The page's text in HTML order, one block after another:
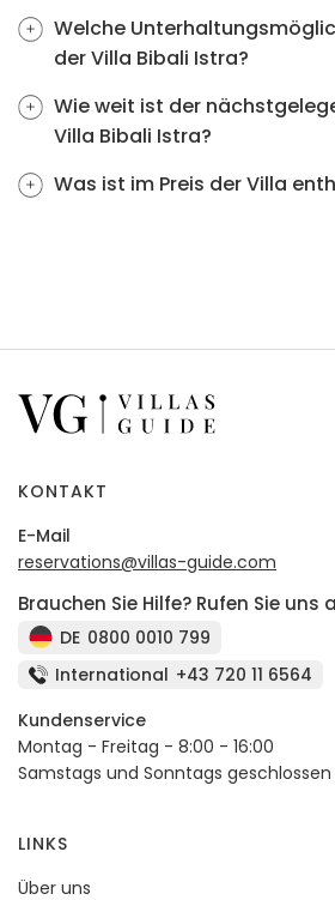
Welche
der Villa Bibali Istra?
Wie weit ist der
Villa Bibali Istra?
Was ist im Preis der Villa
KONTAKT
E-Mail
reservations@villas-guide.com
Brauchen Sie Hilfe? Rufen Sie uns
DE 0800 0010 799
International +43 720 11 6564
Kundenservice
Montag - Freitag - 8:00 - 16:00
Samstags und Sonntags geschlossen
LINKS
Über uns